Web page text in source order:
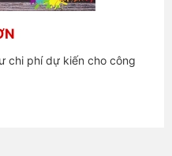
chi phí dự kiến cho công